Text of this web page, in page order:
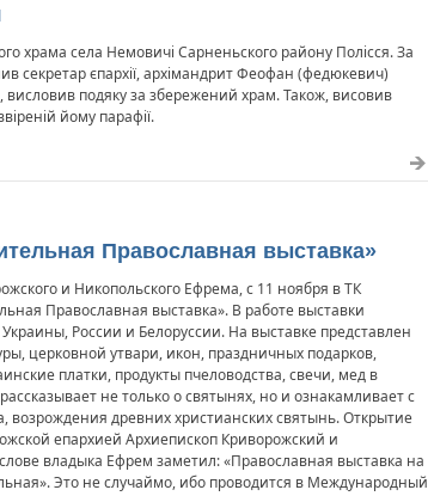
храма села Немовичі Сарненьского району Полісся. За
секретар єпархії, архімандрит Феофан (федюкевич)
висловив подяку за збережений храм. Також, висовив
йому парафії.
Православная выставка»
и Никопольского Ефрема, с 11 ноября в ТК
Православная выставка». В работе выставки
России и Белоруссии. На выставке представлен
церковной утвари, икон, праздничных подарков,
платки, продукты пчеловодства, свечи, мед в
не только о святынях, но и ознакамливает с
возрождения древних христианских святынь. Открытие
епархией Архиепископ Криворожский и
владыка Ефрем заметил: «Православная выставка на
Это не случаймо, ибо проводится в Международный